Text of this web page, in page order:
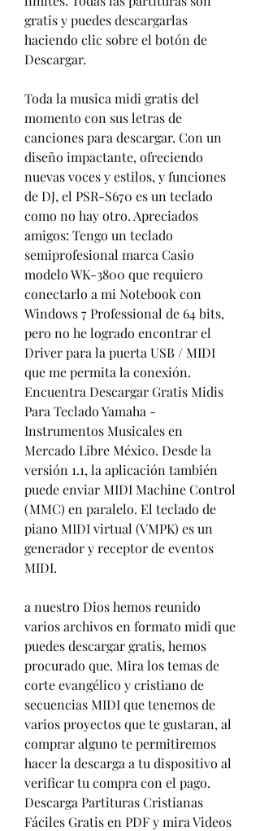
gratis y puedes descargarlas
haciendo clic sobre el botón de
Descargar.
Toda la musica midi gratis del
momento con sus letras de
canciones para descargar. Con un
diseño impactante, ofreciendo
nuevas voces y estilos, y funciones
de DJ, el PSR-S670 es un teclado
como no hay otro. Apreciados
amigos: Tengo un teclado
semiprofesional marca Casio
modelo WK-3800 que requiero
conectarlo a mi Notebook con
Windows 7 Professional de 64 bits,
pero no he logrado encontrar el
Driver para la puerta USB / MIDI
que me permita la conexión.
Encuentra Descargar Gratis Midis
Para Teclado Yamaha -
Instrumentos Musicales en
Mercado Libre México. Desde la
versión 1.1, la aplicación también
puede enviar MIDI Machine Control
(MMC) en paralelo. El teclado de
piano MIDI virtual (VMPK) es un
generador y receptor de eventos
MIDI.
a nuestro Dios hemos reunido
varios archivos en formato midi que
puedes descargar gratis, hemos
procurado que. Mira los temas de
corte evangélico y cristiano de
secuencias MIDI que tenemos de
varios proyectos que te gustaran, al
comprar alguno te permitiremos
hacer la descarga a tu dispositivo al
verificar tu compra con el pago.
Descarga Partituras Cristianas
Fáciles Gratis en PDF y mira Videos